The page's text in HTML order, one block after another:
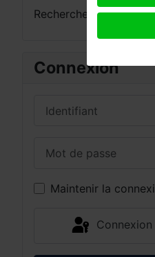
Rechercher
Connexion
Maintenir la